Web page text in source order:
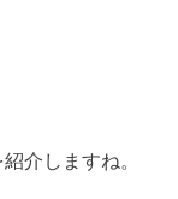
介しますね。